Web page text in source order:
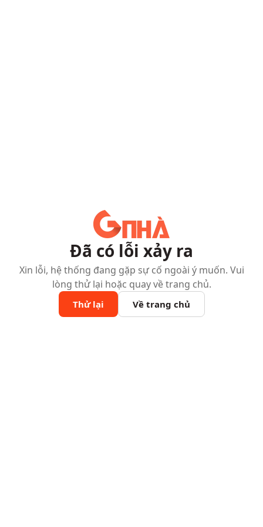
Đã có lỗi xảy ra
Xin lỗi, hệ thống đang gặp sự cố ngoài ý muốn. Vui
lòng thử lại hoặc quay về trang chủ.
Thử lại Về trang chủ